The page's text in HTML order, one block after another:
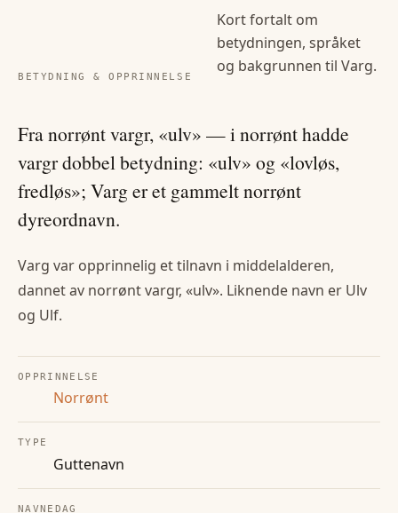
BETYDNING & OPPRINNELSE
Kort fortalt om
betydningen, språket
og bakgrunnen til Varg.
Fra norrønt vargr, «ulv» — i norrønt hadde
vargr dobbel betydning: «ulv» og «lovløs,
fredløs»; Varg er et gammelt norrønt
dyreordnavn.
Varg var opprinnelig et tilnavn i middelalderen,
dannet av norrønt vargr, «ulv». Liknende navn er Ulv
og Ulf.
OPPRINNELSE
Norrønt
TYPE
Guttenavn
NAVNEDAG